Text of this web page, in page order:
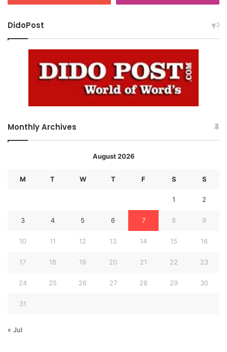
DidoPost
Monthly Archives
August 2026
M T W T F S S
1 2
3 4 5 6 7 8 9
10 11 12 13 14 15 16
17 18 19 20 21 22 23
24 25 26 27 28 29 30
31
« Jul